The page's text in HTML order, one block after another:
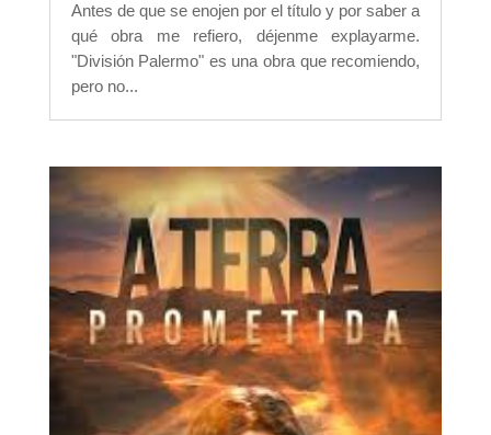
Antes de que se enojen por el título y por saber a
qué obra me refiero, déjenme explayarme.
"División Palermo" es una obra que recomiendo,
pero no...